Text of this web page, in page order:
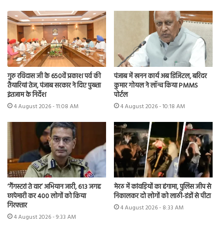
गुरु रविदास जी के 650वें प्रकाश पर्व की
तैयारियां तेज, पंजाब सरकार ने दिए पुख्ता
इंतजाम के निर्देश
4 August 2026 - 11:08 AM
पंजाब में खनन कार्य अब डिजिटल, बरिंदर
कुमार गोयल ने लॉन्च किया PMMS
पोर्टल
4 August 2026 - 10:18 AM
‘गैंगस्टरां ते वार’ अभियान जारी, 613 जगह
छापेमारी कर 400 लोगों को किया
गिरफ्तार
4 August 2026 - 9:33 AM
मेरठ में कांवड़ियों का हंगामा, पुलिस जीप से
निकालकर दो लोगों को लाठी-डंडों से पीटा
4 August 2026 - 8:33 AM